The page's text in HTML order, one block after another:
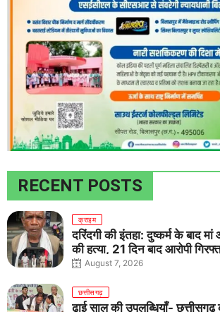
RECENT POSTS
क्राइम
दरिंदगी की इंतहा: दुष्कर्म के बाद
की हत्या, 21 दिन बाद आरोपी
August 7, 2026
छत्तीसगढ़
ढाई साल की उपलब्धियाँ-